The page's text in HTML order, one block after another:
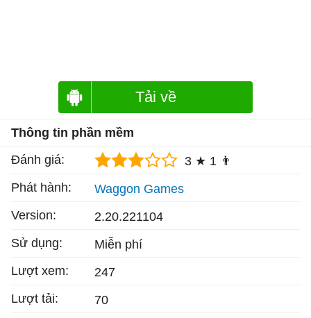
Tải về
Thông tin phần mềm
Đánh giá:
3 ★ 1 👨
Phát hành:
Waggon Games
Version:
2.20.221104
Sử dụng:
Miễn phí
Lượt xem:
247
Lượt tải:
70